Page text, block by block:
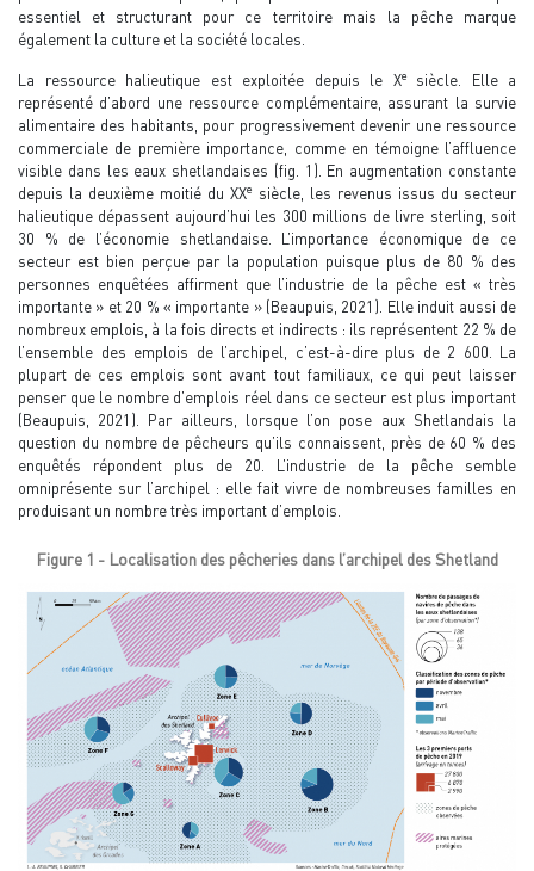
essentiel et structurant pour ce territoire mais la pêche marque
également la culture et la société locales.
La ressource halieutique est exploitée depuis le Xe siècle. Elle a
représenté d’abord une ressource complémentaire, assurant la survie
alimentaire des habitants, pour progressivement devenir une ressource
commerciale de première importance, comme en témoigne l’affluence
visible dans les eaux shetlandaises (fig. 1). En augmentation constante
depuis la deuxième moitié du XXe siècle, les revenus issus du secteur
halieutique dépassent aujourd’hui les 300 millions de livre sterling, soit
30 % de l’économie shetlandaise. L’importance économique de ce
secteur est bien perçue par la population puisque plus de 80 % des
personnes enquêtées affirment que l’industrie de la pêche est « très
importante » et 20 % « importante » (Beaupuis, 2021). Elle induit aussi de
nombreux emplois, à la fois directs et indirects : ils représentent 22 % de
l’ensemble des emplois de l’archipel, c’est-à-dire plus de 2 600. La
plupart de ces emplois sont avant tout familiaux, ce qui peut laisser
penser que le nombre d’emplois réel dans ce secteur est plus important
(Beaupuis, 2021). Par ailleurs, lorsque l’on pose aux Shetlandais la
question du nombre de pêcheurs qu’ils connaissent, près de 60 % des
enquêtés répondent plus de 20. L’industrie de la pêche semble
omniprésente sur l’archipel : elle fait vivre de nombreuses familles en
produisant un nombre très important d’emplois.
Figure 1 - Localisation des pêcheries dans l’archipel des Shetland